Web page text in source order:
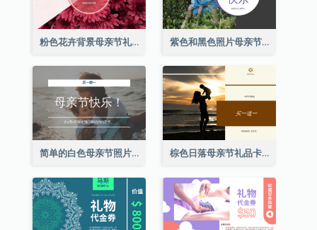
粉色花卉背景母亲节礼品卡 紫色和黑色照片母亲节礼品卡
简单的白色母亲节照片礼品卡 棕色日落母亲节礼品卡